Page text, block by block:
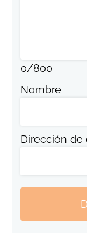
0/800
Nombre
Dirección de